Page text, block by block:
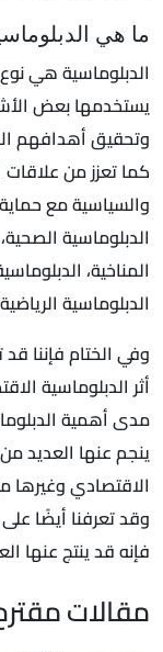
ما هي
الدبلوماسية هي
يستخدمها بعض
وتحقيق أهدافهم
كما تعزز من علاقات
والسياسية مع
الدبلوماسية
المناخية،
الدبلوماسية
وفي الختام فإننا
أثر الدبلوماسية
مدى أهمية
ينجم عنها العديد
الاقتصادي وغيرها
وقد تعرفنا أيضًا
فإنه قد ينتج عنها
مقالات